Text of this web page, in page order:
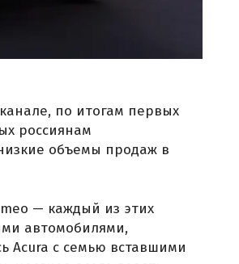
по итогам первых
россиянам
объемы продаж в
— каждый из этих
автомобилями,
Acura с семью вставшими